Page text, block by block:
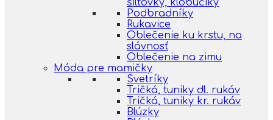
šiltovky, klobúčiky
Podbradníky
Rukavice
Oblečenie ku krstu, na
slávnosť
Oblečenie na zimu
Móda pre mamičky
Svetríky
Tričká, tuniky dl. rukáv
Tričká, tuniky kr. rukáv
Blúzky